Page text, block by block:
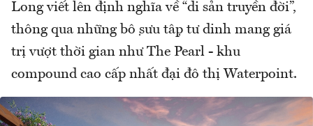
Long viết lên định nghĩa về “di sản truyền đời”,
thông qua những bộ sưu tập tư dinh mang giá
trị vượt thời gian như The Pearl - khu
compound cao cấp nhất đại đô thị Waterpoint.